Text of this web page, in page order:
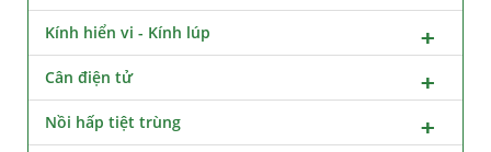
Kính hiển vi - Kính lúp
Cân điện tử
Nồi hấp tiệt trùng